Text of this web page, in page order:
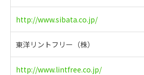
http://www.sibata.co.jp/
東洋リントフリー（株）
http://www.lintfree.co.jp/